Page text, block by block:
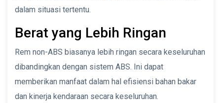
dalam situasi tertentu.
Berat yang Lebih Ringan
Rem non-ABS biasanya lebih ringan secara keseluruhan
dibandingkan dengan sistem ABS. Ini dapat
memberikan manfaat dalam hal efisiensi bahan bakar
dan kinerja kendaraan secara keseluruhan.